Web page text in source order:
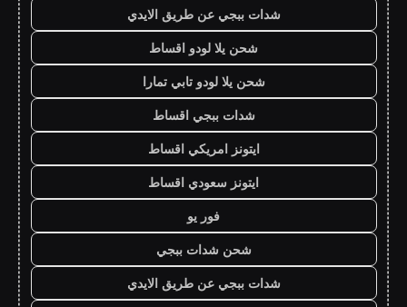
شدات ببجي عن طريق الايدي
شحن يلا لودو اقساط
شحن يلا لودو تابي تمارا
شدات ببجي اقساط
ايتونز امريكي اقساط
ايتونز سعودي اقساط
فور يو
شحن شدات ببجي
شدات ببجي عن طريق الايدي